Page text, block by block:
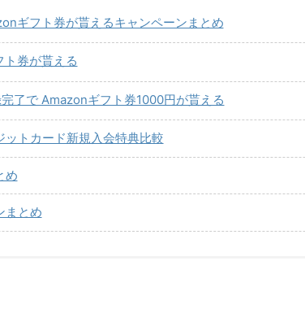
ギフト券が貰えるキャンペーンまとめ
券が貰える
了で Amazonギフト券1000円が貰える
ットカード新規入会特典比較
め
まとめ